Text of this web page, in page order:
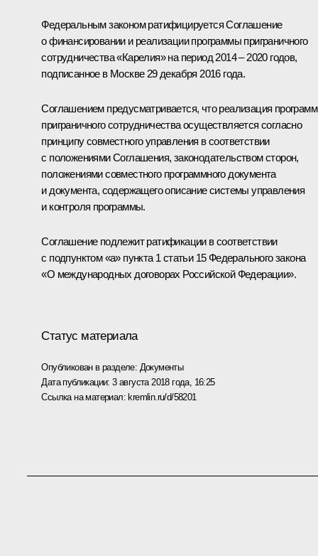
Федеральным законом ратифицируется Соглашение
о финансировании и реализации программы приграничного
сотрудничества «Карелия» на период 2014 – 2020 годов,
подписанное в Москве 29 декабря 2016 года.
Соглашением предусматривается, что реализация
приграничного сотрудничества осуществляется согласно
принципу совместного управления в соответствии
с положениями Соглашения, законодательством сторон,
положениями совместного программного документа
и документа, содержащего описание системы управления
и контроля программы.
Соглашение подлежит ратификации в соответствии
с подпунктом «а» пункта 1 статьи 15 Федерального закона
«О международных договорах Российской Федерации».
Статус материала
Опубликован в разделе: Документы
Дата публикации:3 августа 2018 года, 16:25
Ссылка на материал: kremlin.ru/d/58201